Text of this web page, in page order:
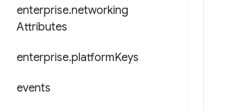
enterprise.networking
Attributes
enterprise.platformKeys
events